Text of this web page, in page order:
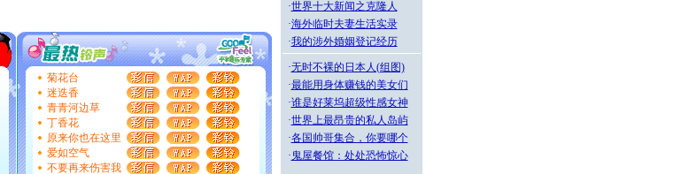
要平安！千万要知足！千万不要忘记我！
[圣诞节]不只这样的日子才会想起你,而是这样的日子才
能正大光明地骚扰你,告诉你,圣诞要快乐!新年要快乐!天
天都要快乐噢!
[圣诞节]
奉上一颗祝福的心,在这个特别的日子里,愿幸福,
如意,快乐,鲜花,一切美好的祝愿与你同在.圣诞快乐!
[元旦]
看到你我会触电；看不到你我要充电；没有你我会
断电。爱你是我职业，想你是我事业，抱你是我特长，吻
你是我专业！水晶之恋祝你新年快乐
菊花台
迷迭香
青青河边草
丁香花
原来你也在这里
爱如空气
不要再来伤害我
·世界十大新闻之克隆人
·海外临时夫妻生活实录
·我的涉外婚姻登记经历
·无时不裸的日本人(组图)
·最能用身体赚钱的美女们
·谁是好莱坞超级性感女神
·世界上最昂贵的私人岛屿
·各国帅哥集合，你要哪个
· 鬼屋餐馆：处处恐怖惊心